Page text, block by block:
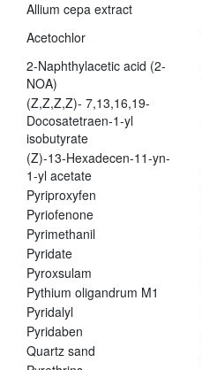
Allium cepa extract
Acetochlor
2-Naphthylacetic acid (2-
NOA)
(Z,Z,Z,Z)- 7,13,16,19-
Docosatetraen-1-yl
isobutyrate
(Z)-13-Hexadecen-11-yn-
1-yl acetate
Pyriproxyfen
Pyriofenone
Pyrimethanil
Pyridate
Pyroxsulam
Pythium oligandrum M1
Pyridalyl
Pyridaben
Quartz sand